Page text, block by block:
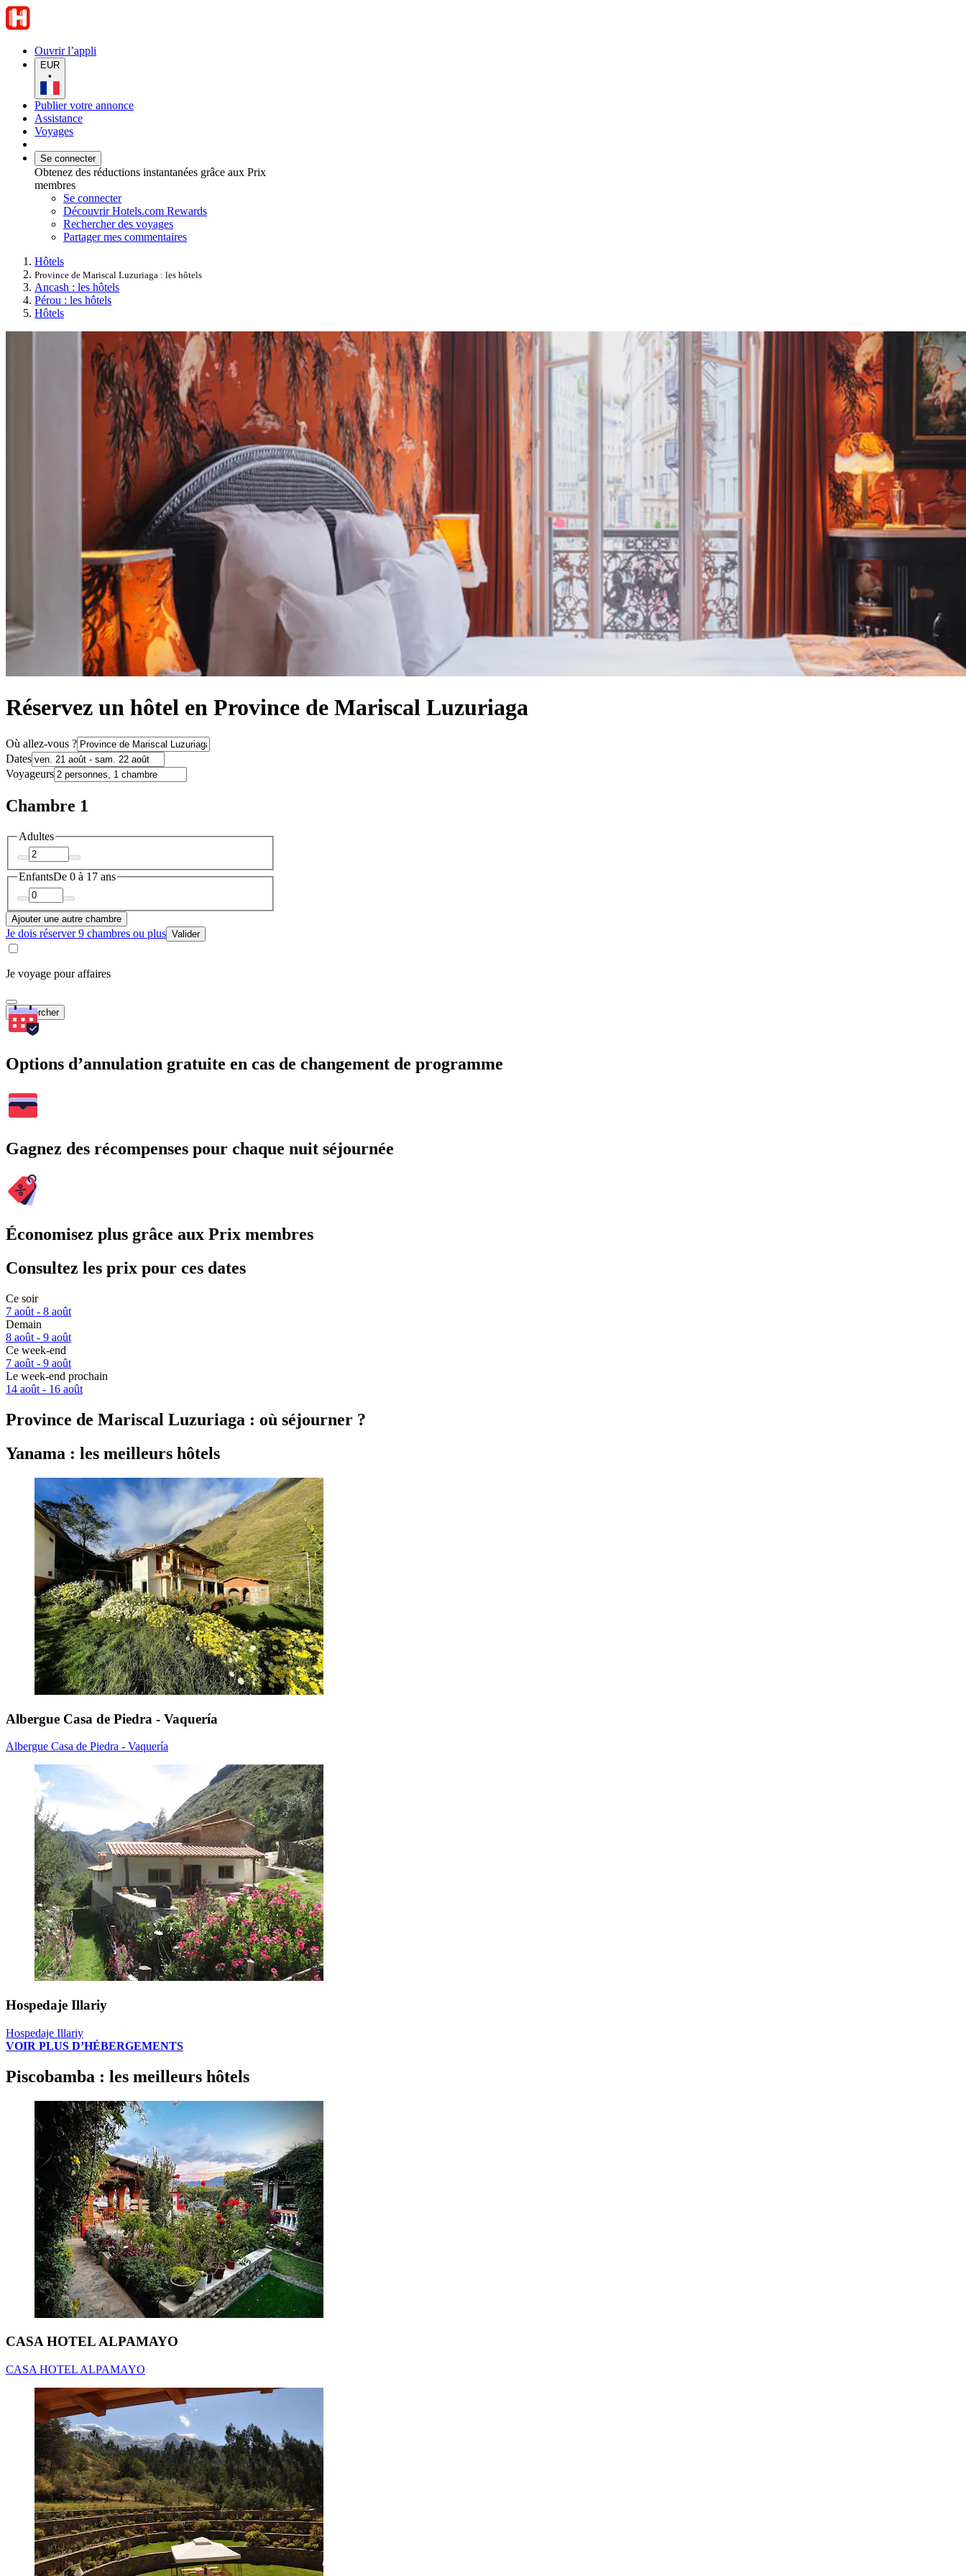
Ouvrir l’appli
EUR
•
Publier votre annonce
Assistance
Voyages
Se connecter
Obtenez des réductions instantanées grâce aux Prix
membres
Se connecter
Découvrir Hotels.com Rewards
Rechercher des voyages
Partager mes commentaires
Hôtels
Province de Mariscal Luzuriaga : les hôtels
Ancash : les hôtels
Pérou : les hôtels
Hôtels
Réservez un hôtel en Province de Mariscal Luzuriaga
Où allez-vous ?
Dates
Voyageurs
Chambre 1
Adultes
EnfantsDe 0 à 17 ans
Ajouter une autre chambre
Je dois réserver 9 chambres ou plus Valider
Je voyage pour affaires
Rechercher
Options d’annulation gratuite en cas de changement de programme
Gagnez des récompenses pour chaque nuit séjournée
Économisez plus grâce aux Prix membres
Consultez les prix pour ces dates
Ce soir
7 août - 8 août
Demain
8 août - 9 août
Ce week-end
7 août - 9 août
Le week-end prochain
14 août - 16 août
Province de Mariscal Luzuriaga : où séjourner ?
Yanama : les meilleurs hôtels
Albergue Casa de Piedra - Vaquería
Albergue Casa de Piedra - Vaquería
Hospedaje Illariy
Hospedaje Illariy
VOIR PLUS D’HÉBERGEMENTS
Piscobamba : les meilleurs hôtels
CASA HOTEL ALPAMAYO
CASA HOTEL ALPAMAYO